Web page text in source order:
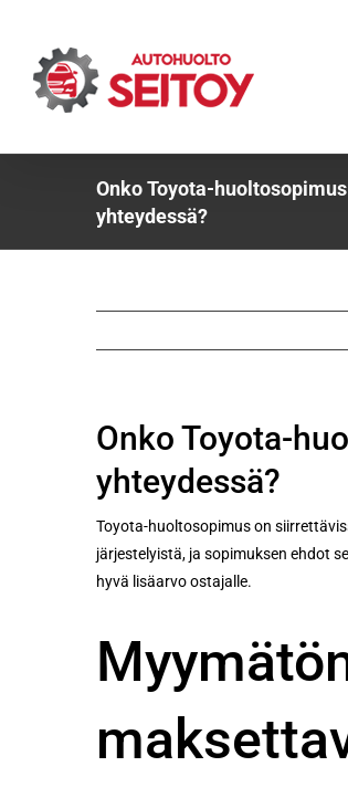
content
Onko Toyota-
yhteydessä?
Onko Toyota-
yhteydessä?
Toyota-huoltosopimus on
järjestelyistä, ja sopimuksen ehdot
hyvä lisäarvo ostajalle.